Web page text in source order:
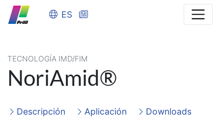
ES
TECNOLOGÍA IMD/FIM
NoriAmid®
Descripción Aplicación Downloads